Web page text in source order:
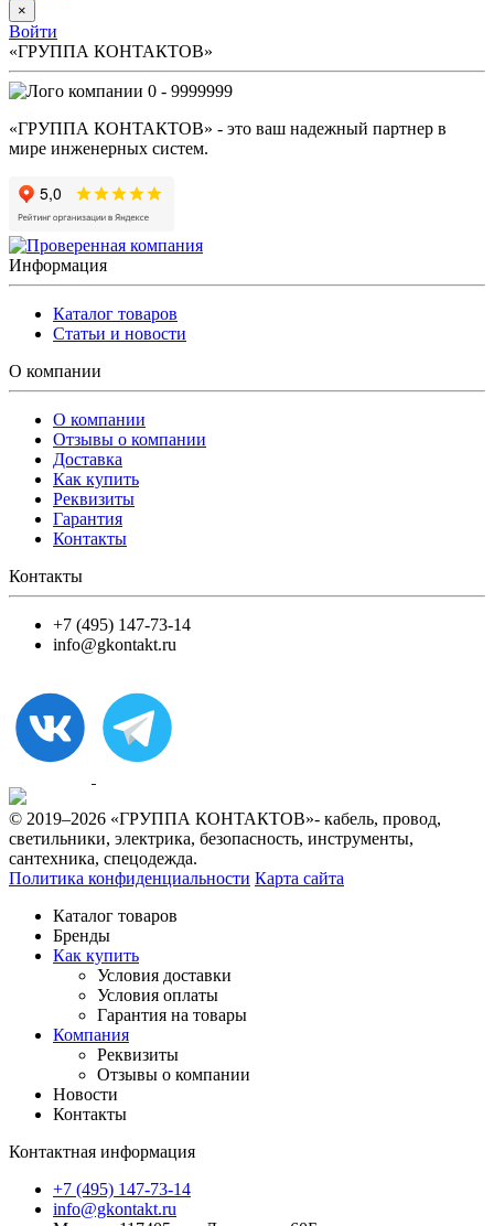
×
Войти
«ГРУППА КОНТАКТОВ»
0 - 9999999
«ГРУППА КОНТАКТОВ» - это ваш надежный партнер в
мире инженерных систем.
Информация
Каталог товаров
Статьи и новости
О компании
О компании
Отзывы о компании
Доставка
Как купить
Реквизиты
Гарантия
Контакты
Контакты
+7 (495) 147-73-14
info@gkontakt.ru
© 2019–2026 «ГРУППА КОНТАКТОВ»- кабель, провод,
светильники, электрика, безопасность, инструменты,
сантехника, спецодежда.
Политика конфиденциальности Карта сайта
Каталог товаров
Бренды
Как купить
Условия доставки
Условия оплаты
Гарантия на товары
Компания
Реквизиты
Отзывы о компании
Новости
Контакты
Контактная информация
+7 (495) 147-73-14
info@gkontakt.ru